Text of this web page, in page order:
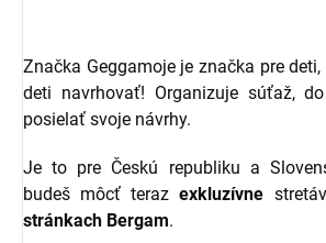
Značka Geggamoje je značka pre
deti navrhovať! Organizuje súťaž,
posielať svoje návrhy.
Je to pre Českú republiku a
budeš môcť terazexkluzívne
stránkach Bergam.